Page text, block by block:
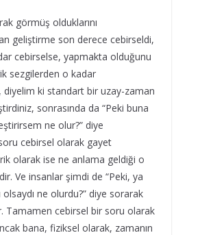
görmüş olduklarını
geliştirme son derece cebirseldi,
cebirselse, yapmakta olduğunu
sezgilerden o kadar
diyelim ki standart bir uzay-zaman
sonrasında da “Peki buna
ne olur?” diye
cebirsel olarak gayet
olarak ise ne anlama geldiği o
Ve insanlar şimdi de “Peki, ya
ne olurdu?” diye sorarak
Tamamen cebirsel bir soru olarak
bana, fiziksel olarak, zamanın